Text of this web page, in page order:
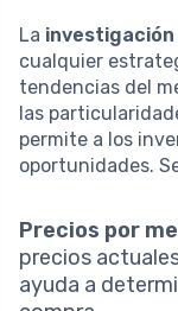
La investigación
cualquier
tendencias del
las
permite a los
oportunidades.
Precios por
precios
ayuda a